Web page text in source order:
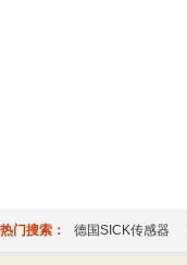
热门搜索： 德国SICK传感器